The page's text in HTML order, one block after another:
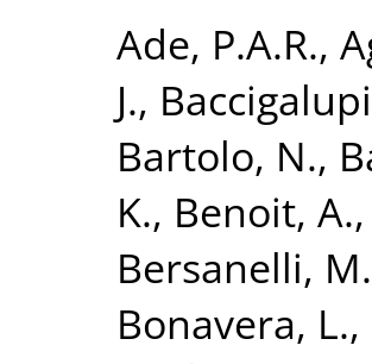
Ade, P.A.R.,
J.,
Bartolo, N.,
K., Benoit, A.,
Bersanelli, M.
Bonavera, L.,